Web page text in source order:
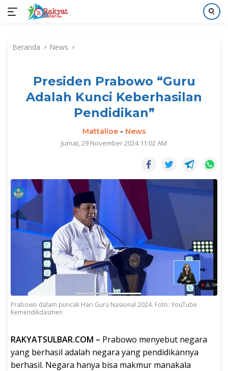
kontenBeranda News
Presiden Prabowo “Guru
Adalah Kunci Keberhasilan
Pendidikan”
Mattalioe- News
Jumat, 29 November 2024 11:02 AM
Prabowo dalam puncak Hari Guru Nasional 2024. Foto: YouTube
Kemendikdasmen
RAKYATSULBAR.COM – Prabowo menyebut negara
yang berhasil adalah negara yang pendidikannya
berhasil. Negara hanya bisa makmur manakala